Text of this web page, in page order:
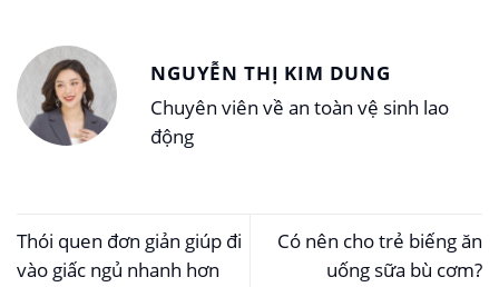
NGUYỄN THỊ KIM DUNG
Chuyên viên về an toàn vệ sinh lao
động
Thói quen đơn giản giúp đi
vào giấc ngủ nhanh hơn
Có nên cho trẻ biếng ăn
uống sữa bù cơm?